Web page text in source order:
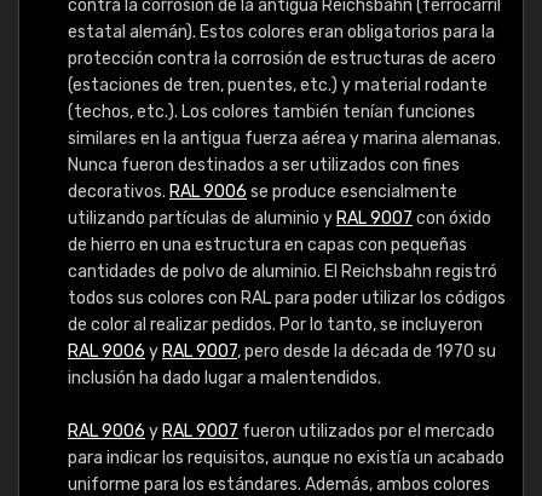
contra la corrosión de la antigua Reichsbahn (ferrocarril
estatal alemán). Estos colores eran obligatorios para la
protección contra la corrosión de estructuras de acero
(estaciones de tren, puentes, etc.) y material rodante
(techos, etc.). Los colores también tenían funciones
similares en la antigua fuerza aérea y marina alemanas.
Nunca fueron destinados a ser utilizados con fines
decorativos. RAL 9006 se produce esencialmente
utilizando partículas de aluminio y RAL 9007 con óxido
de hierro en una estructura en capas con pequeñas
cantidades de polvo de aluminio. El Reichsbahn registró
todos sus colores con RAL para poder utilizar los códigos
de color al realizar pedidos. Por lo tanto, se incluyeron
RAL 9006 y RAL 9007, pero desde la década de 1970 su
inclusión ha dado lugar a malentendidos.
RAL 9006 y RAL 9007 fueron utilizados por el mercado
para indicar los requisitos, aunque no existía un acabado
uniforme para los estándares. Además, ambos colores